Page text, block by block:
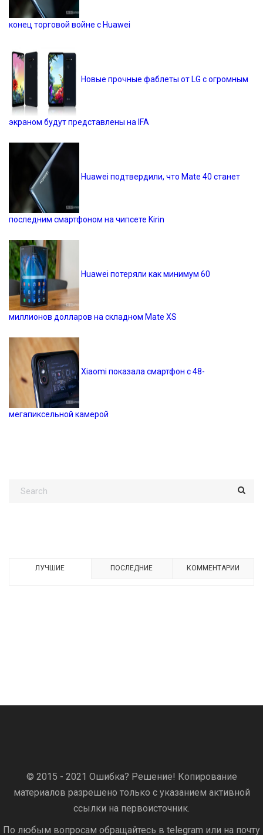
конец торговой войне с Huawei
Новые прочные фаблеты от LG с огромным
экраном будут представлены на IFA
Huawei подтвердили, что Mate 40 станет
последним смартфоном на чипсете Kirin
Huawei потеряли как минимум 60
миллионов долларов на складном Mate XS
Xiaomi показала смартфон с 48-
мегапиксельной камерой
ЛУЧШИЕ ПОСЛЕДНИЕ КОММЕНТАРИИ
© 2015 - 2021 Ошибка? Решение! Копирование
материалов разрешено только с указанием активной
ссылки на первоисточник.
По любым вопросам обращайтесь в telegram или на почту